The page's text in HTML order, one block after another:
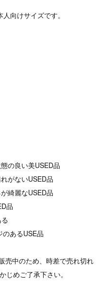
向けサイズです。
の良い美USED品
がないUSED品
綺麗なUSED品
品
あるUSE品
売中のため、時差で売れ切れ
じめご了承下さい。